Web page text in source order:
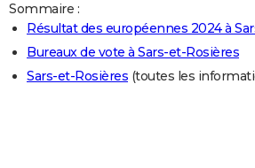
Guides de France
Escapades
Patrimoine
Expositions
Musées
Week-end nature
LIFESTYLE
Art de vivre
Bien-être
Loisirs
Mode
Modes de vie
Sommaire :
Résultat des européennes 2024 à
Bureaux de vote à Sars-et-Rosières
Sars-et-Rosières (toutes les